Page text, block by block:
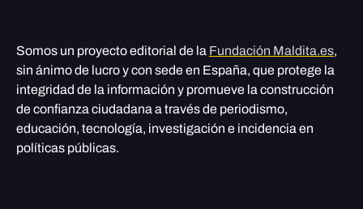
Somos un proyecto editorial de la Fundación Maldita.es,
sin ánimo de lucro y con sede en España, que protege la
integridad de la información y promueve la construcción
de confianza ciudadana a través de periodismo,
educación, tecnología, investigación e incidencia en
políticas públicas.